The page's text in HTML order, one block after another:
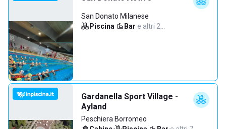
San Donato Milanese
Piscina· Bar·e altri 2…
Gardanella Sport Village -
Ayland
Peschiera Borromeo